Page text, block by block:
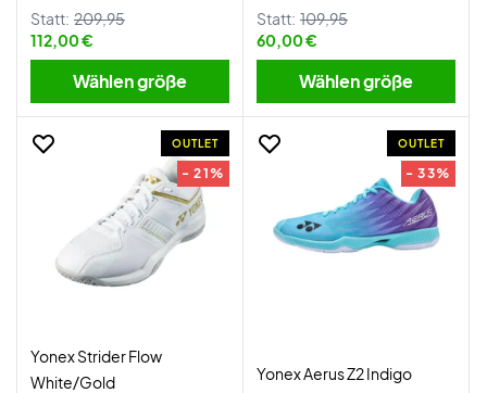
Statt: 209,95
112,00 €
Wählen größe
Statt: 109,95
60,00 €
Wählen größe
OUTLET
- 21%
Yonex Strider Flow
White/Gold
OUTLET
- 33%
Yonex Aerus Z2 Indigo